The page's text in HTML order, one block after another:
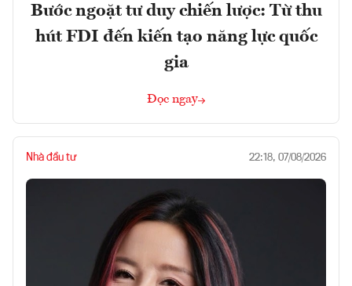
Bước ngoặt tư duy chiến lược: Từ thu
hút FDI đến kiến tạo năng lực quốc
gia
Đọc ngay
Nhà đầu tư 22:18, 07/08/2026